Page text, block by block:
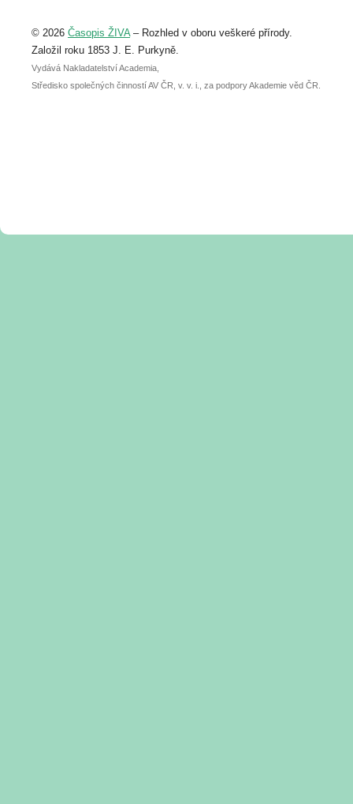
abstraktu přihlášené přednášky nebo
posteru je už 30. června.
© 2026 Časopis ŽIVA– Rozhled v oboru veškeré přírody.
Založil roku 1853 J. E. Purkyně.
Vydává Nakladatelství Academia,
Středisko společných činností AV ČR, v. v. i., za podpory Akademie věd ČR.